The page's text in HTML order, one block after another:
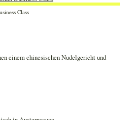
Class
einem chinesischen Nudelgericht und